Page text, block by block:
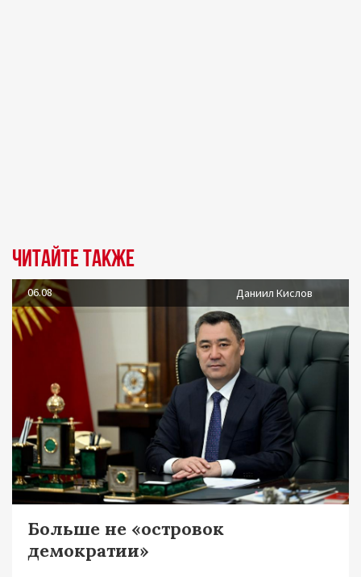
Читайте также
06.08 Даниил Кислов
Больше не «островок
демократии»